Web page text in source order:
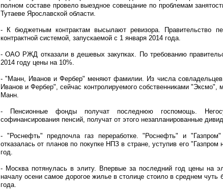
полном составе провело выездное совещание по проблемам
Тутаеве Ярославской области.
- К бюджетным контрактам высылают ревизора. Правительство
контрактной системой, запускаемой с 1 января 2014 года.
- ОАО РЖД отказали в дешевых закупках. По требованию
2014 году цены на 10%.
- "Манн, Иванов и Фербер" меняют фамилии. Из числа совладельцев
Иванов и Фербер", сейчас контролируемого собственниками
Манн.
- Пенсионные фонды получат последнюю госпомощь.
софинансирования пенсий, получат от этого незапланированные
- "Роснефть" предпочла газ переработке. "Роснефть" и
отказалась от планов по покупке НПЗ в стране, уступив его
год.
- Москва потянулась в элиту. Впервые за последний год цены на
началу осени самое дорогое жилье в столице стоило в среднем
года.